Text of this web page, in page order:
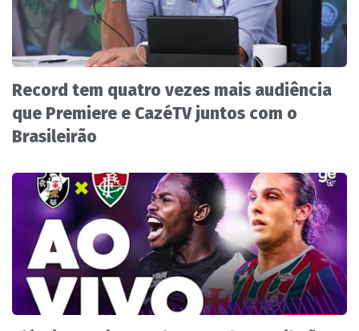
Record tem quatro vezes mais audiência
que Premiere e CazéTV juntos com o
Brasileirão